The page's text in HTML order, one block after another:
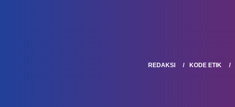
REDAKSI KODE ETIK